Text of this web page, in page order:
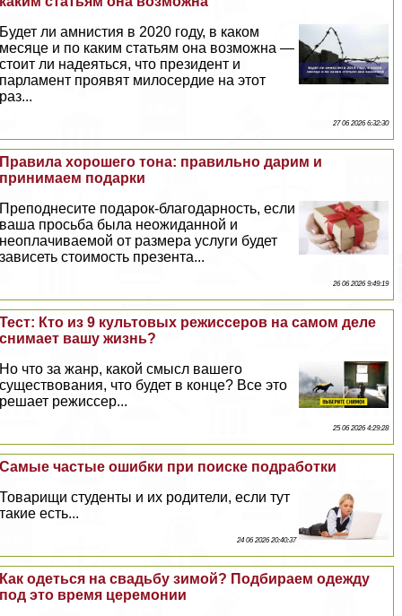
Будет ли амнистия в 2020 году, в каком
месяце и по каким статьям она возможна —
стоит ли надеяться, что президент и
парламент проявят милосердие на этот
раз...
27 06 2026 6:32:30
Правила хорошего тона: правильно дарим и
принимаем подарки
Преподнесите подарок-благодарность, если
ваша просьба была неожиданной и
неоплачиваемой от размера услуги будет
зависеть стоимость презента...
26 06 2026 9:49:19
Тест: Кто из 9 культовых режиссеров на самом деле
снимает вашу жизнь?
Но что за жанр, какой смысл вашего
существования, что будет в конце? Все это
решает режиссер...
25 06 2026 4:29:28
Самые частые ошибки при поиске подработки
Товарищи студенты и их родители, если тут
такие есть...
24 06 2026 20:40:37
Как одеться на свадьбу зимой? Подбираем одежду
под это время церемонии